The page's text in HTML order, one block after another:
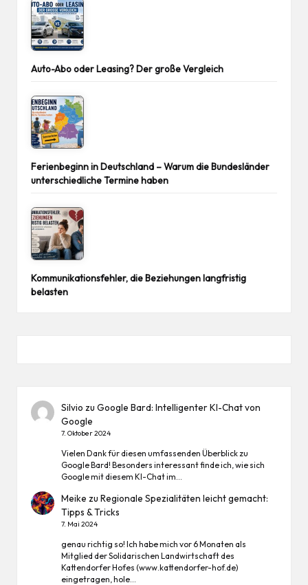
Auto-Abo oder Leasing? Der große Vergleich
Ferienbeginn in Deutschland – Warum die Bundesländer
unterschiedliche Termine haben
Kommunikationsfehler, die Beziehungen langfristig
belasten
Silvio zuGoogle Bard: Intelligenter KI-Chat von
Google
7. Oktober 2024
Vielen Dank für diesen umfassenden Überblick zu
Google Bard! Besonders interessant finde ich, wie sich
Google mit diesem KI-Chat im…
Meike zuRegionale Spezialitäten leicht gemacht:
Tipps & Tricks
7. Mai 2024
genau richtig so! Ich habe mich vor 6 Monaten als
Mitglied der Solidarischen Landwirtschaft des
Kattendorfer Hofes (www.kattendorfer-hof.de)
eingetragen, hole…